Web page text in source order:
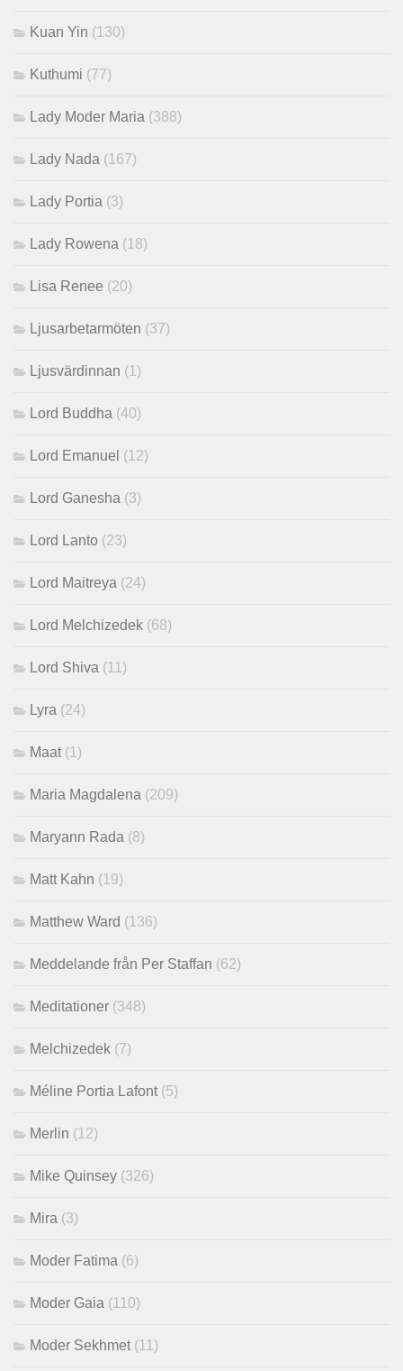
Kuan Yin (130)
Kuthumi (77)
Lady Moder Maria (388)
Lady Nada (167)
Lady Portia (3)
Lady Rowena (18)
Lisa Renee (20)
Ljusarbetarmöten (37)
Ljusvärdinnan (1)
Lord Buddha (40)
Lord Emanuel (12)
Lord Ganesha (3)
Lord Lanto (23)
Lord Maitreya (24)
Lord Melchizedek (68)
Lord Shiva (11)
Lyra (24)
Maat (1)
Maria Magdalena (209)
Maryann Rada (8)
Matt Kahn (19)
Matthew Ward (136)
Meddelande från Per Staffan (62)
Meditationer (348)
Melchizedek (7)
Méline Portia Lafont (5)
Merlin (12)
Mike Quinsey (326)
Mira (3)
Moder Fatima (6)
Moder Gaia (110)
Moder Sekhmet (11)